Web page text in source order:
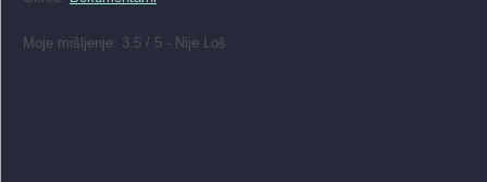
Moje mišljenje: 3.5 / 5 - Nije Loš